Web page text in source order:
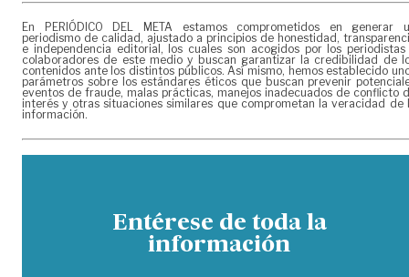
En PERIÓDICO DEL META estamos comprometidos en generar
periodismo de calidad, ajustado a principios de honestidad,
e independencia editorial, los cuales son acogidos por los periodistas
colaboradores de este medio y buscan garantizar la credibilidad de
contenidos ante los distintos públicos. Así mismo, hemos establecido
parámetros sobre los estándares éticos que buscan prevenir
eventos de fraude, malas prácticas, manejos inadecuados de conflicto
interés y otras situaciones similares que comprometan la veracidad de
información.
Entérese de toda la
información